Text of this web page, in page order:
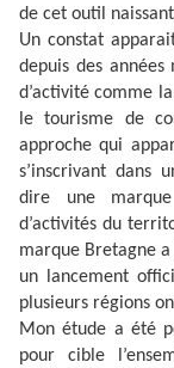
de cet outil
Un constat
depuis des
d’activité comme
le tourisme de
approche qui
s’inscrivant dans
dire une marque
d’activités du
marque Bretagne
un lancement
plusieurs régions
Mon étude a été
pour cible